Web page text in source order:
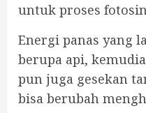
untuk proses
Energi panas yang
berupa api,
pun juga gesekan
bisa berubah